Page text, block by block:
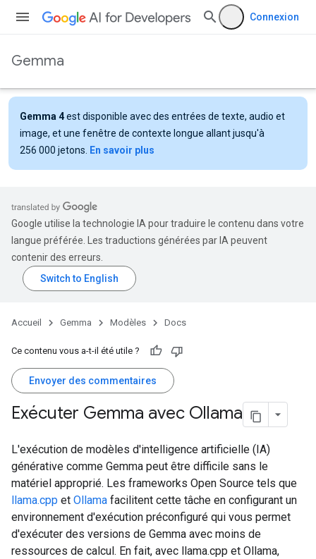
Connexion
Gemma
Gemma 4est disponible avec des entrées de texte, audio et
image, et une fenêtre de contexte longue allant jusqu'à
256 000 jetons.
En savoir plus
Google utilise la technologie IA pour traduire le contenu dans votre
langue préférée. Les traductions générées par IA peuvent
contenir des erreurs.
Accueil Gemma Modèles Docs
Ce contenu vous a-t-il été utile ?
Envoyer des commentaires
Exécuter Gemma avec Ollama
L'exécution de modèles d'intelligence artificielle (IA)
générative comme Gemma peut être difficile sans le
matériel approprié. Les frameworks Open Source tels que
llama.cpp et Ollama facilitent cette tâche en configurant un
environnement d'exécution préconfiguré qui vous permet
d'exécuter des versions de Gemma avec moins de
ressources de calcul. En fait, avec llama.cpp et Ollama,